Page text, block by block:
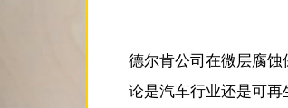
德尔肯公司在微层腐
论是汽车行业还是可